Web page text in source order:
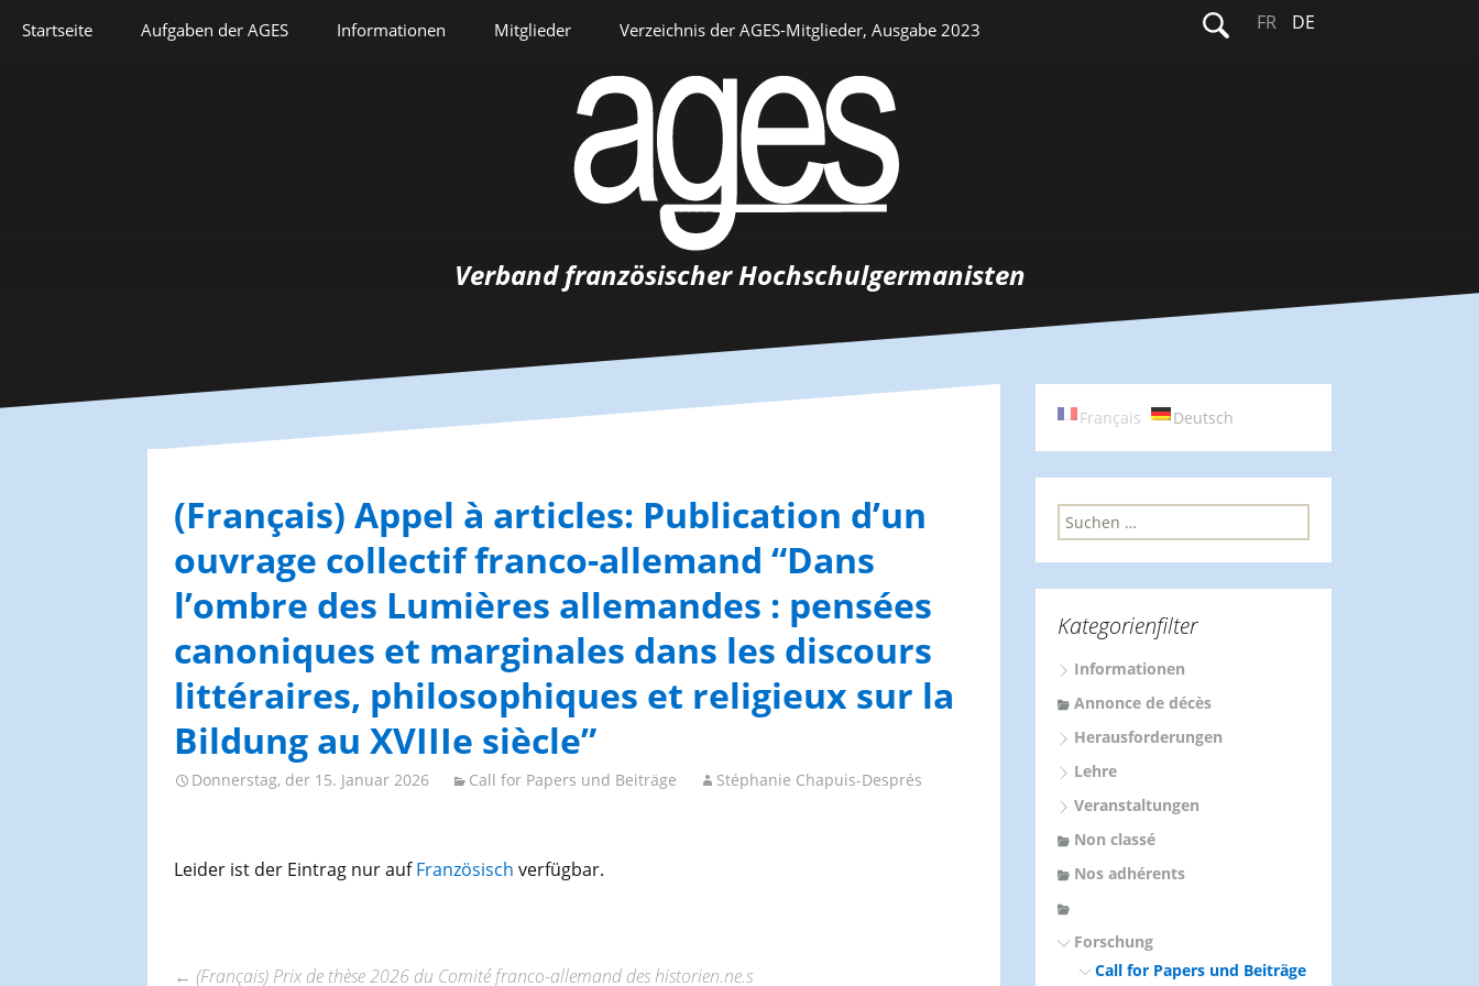
zumStartseite Aufgaben der AGES
Hommage
Informationsbriefe
Studientage
Informationen
Auswahlverfahren
Mitglieder
Persönlicher Bereich
Verzeichnis der AGES-Mitglieder, Ausgabe 2023
Suchen
nach:
FR DE
Verband französischer Hochschulgermanisten
(Français) Appel à articles: Publication d’un
ouvrage collectif franco-allemand “Dans
l’ombre des Lumières allemandes : pensées
canoniques et marginales dans les discours
littéraires, philosophiques et religieux sur la
Bildung au XVIIIe siècle”
Donnerstag, der 15. Januar 2026 Call for Papers und Beiträge Stéphanie Chapuis-Després
Leider ist der Eintrag nur aufFranzösisch verfügbar.
← (Français) Prix de thèse 2026 du Comité franco-allemand des historien.ne.s
Français Deutsch
S
u
n
a
c
:
Kategorienfilter
Informationen
Annonce de décès
Herausforderungen
Lehre
Veranstaltungen
Non classé
Nos adhérents
Forschung
Call for Papers und Beiträge